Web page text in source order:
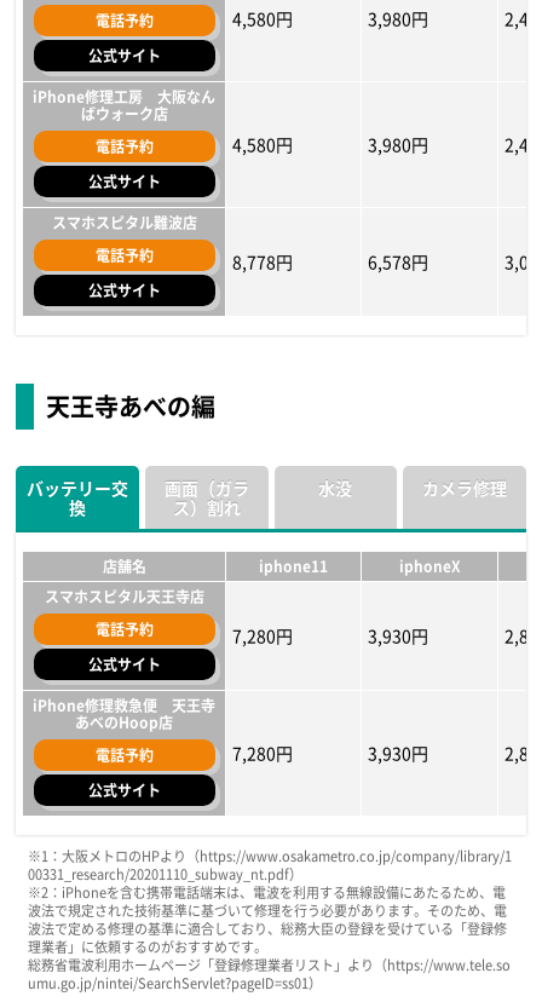
電話予約
公式サイト
4,580円 3,980円
iPhone修理工房 大阪なん
ばウォーク店
電話予約
公式サイト
4,580円 3,980円
スマホスピタル難波店
電話予約
公式サイト
8,778円 6,578円
iPhone修理救急便 なんば
マルイ店
公式サイト
iPhone修理工房 大阪なん
ばウォーク店
電話予約
公式サイト
6,750円 7,280円
スマホスピタル難波店
電話予約
公式サイト
iPhone修理救急便 なんば
マルイ店
公式サイト
iPhone修理工房 大阪なん
ばウォーク店
電話予約
公式サイト
5,500円 5,500円
スマホスピタル難波店
電話予約
公式サイト
iPhone修理工房 大阪なん
ばウォーク店
公式サイト
スマホスピタル難波店
電話予約
公式サイト
13,178円 10,648円
iPhone修理救急便 なんば
マルイ店
電話予約
公式サイト
天王寺あべの編
バッテリー交
換
店舗名 iphone11 iphoneX
スマホスピタル天王寺店
電話予約
公式サイト
7,280円 3,930円
iPhone修理救急便 天王寺
あべのHoop店
電話予約
公式サイト
7,280円 3,930円
画面（ガラ
ス）割れ
店舗名 iphone11 iphoneX
スマホスピタル天王寺店
電話予約
公式サイト
4,880円 3,700円 900
iPhone修理救急便 天王寺
水没
店舗名 iphone11 iphoneX
スマホスピタル天王寺店
電話予約
公式サイト
5,400円 5,000円
iPhone修理救急便 天王寺
カメラ修理
店舗名 iphone11 iphoneX
スマホスピタル天王寺店
電話予約
公式サイト
10,900円 8,400円
iPhone修理救急便 天王寺
※1：大阪メトロのHPより（https://www.osakametro.co.jp/company/library/1
00331_research/20201110_subway_nt.pdf）
※2：iPhoneを含む携帯電話端末は、電波を利用する無線設備にあたるため、電
波法で規定された技術基準に基づいて修理を行う必要があります。そのため、電
波法で定める修理の基準に適合しており、総務大臣の登録を受けている「登録修
理業者」に依頼するのがおすすめです。
総務省電波利用ホームページ「登録修理業者リスト」より（https://www.tele.so
umu.go.jp/nintei/SearchServlet?pageID=ss01）